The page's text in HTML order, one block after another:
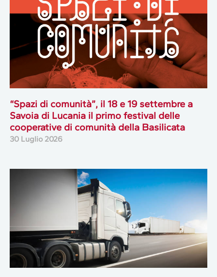
“Spazi di comunità”, il 18 e 19 settembre a
Savoia di Lucania il primo festival delle
cooperative di comunità della Basilicata
30 Luglio 2026